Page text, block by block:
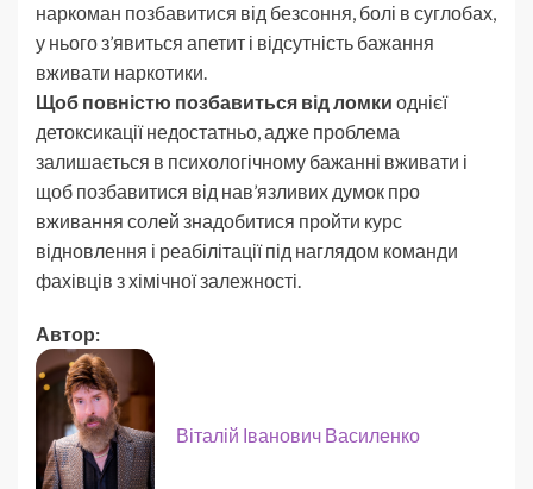
наркоман позбавитися від безсоння, болі в суглобах,
у нього з’явиться апетит і відсутність бажання
вживати наркотики.
Щоб повністю позбавиться від ломки однієї
детоксикації недостатньо, адже проблема
залишається в психологічному бажанні вживати і
щоб позбавитися від нав’язливих думок про
вживання солей знадобитися пройти курс
відновлення і реабілітації під наглядом команди
фахівців з хімічної залежності.
Автор:
Віталій Іванович Василенко